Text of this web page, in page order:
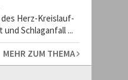
Herz-Kreislauf-
Schlaganfall ...
MEHR ZUM THEMA